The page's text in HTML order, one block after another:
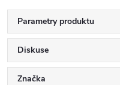
Parametry produktu
Diskuse
Značka